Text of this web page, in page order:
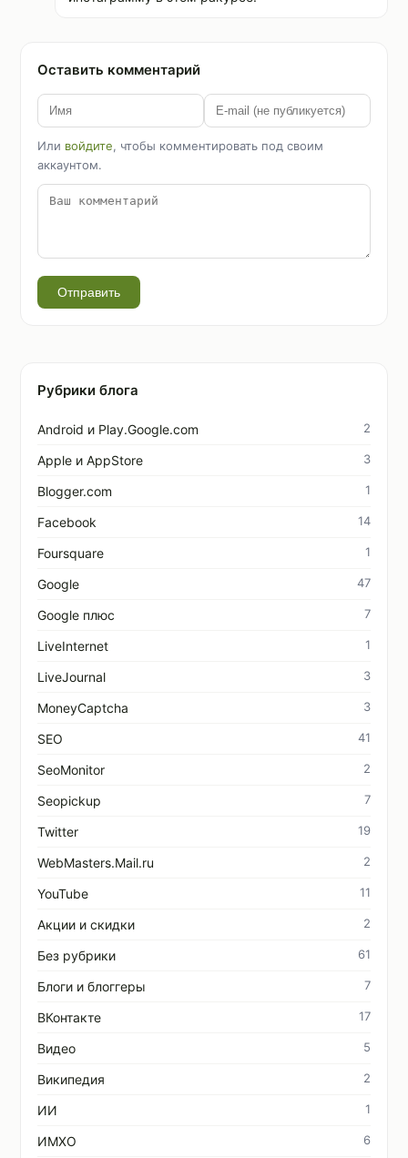
Оставить комментарий
Или войдите, чтобы комментировать под своим
аккаунтом.
Отправить
Рубрики блога
Android и Play.Google.com 2
Apple и AppStore 3
Blogger.com 1
Facebook 14
Foursquare 1
Google 47
Google плюс 7
LiveInternet 1
LiveJournal 3
MoneyCaptcha 3
SEO 41
SeoMonitor 2
Seopickup 7
Twitter 19
WebMasters.Mail.ru 2
YouTube 11
Акции и скидки 2
Без рубрики 61
Блоги и блоггеры 7
ВКонтакте 17
Видео 5
Википедия 2
ИИ 1
ИМХО 6